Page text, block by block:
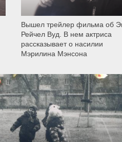
Вышел трейлер фильма об
Рейчел Вуд. В нем актриса
рассказывает о насилии
Мэрилина Мэнсона